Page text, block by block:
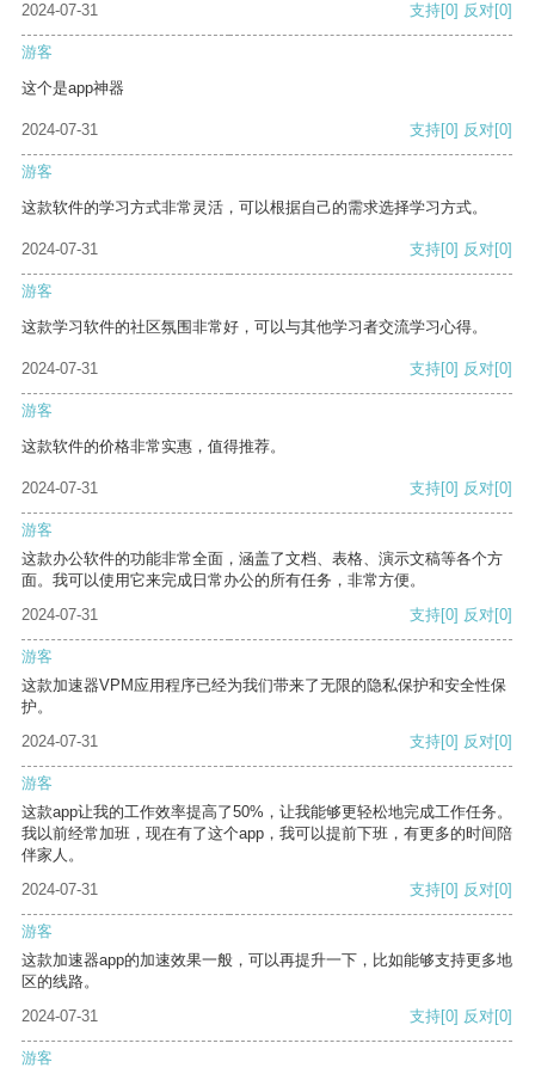
2024-07-31 支持[0] 反对[0]
游客
这个是app神器
2024-07-31 支持[0] 反对[0]
游客
这款软件的学习方式非常灵活，可以根据自己的需求选择学习方式。
2024-07-31 支持[0] 反对[0]
游客
这款学习软件的社区氛围非常好，可以与其他学习者交流学习心得。
2024-07-31 支持[0] 反对[0]
游客
这款软件的价格非常实惠，值得推荐。
2024-07-31 支持[0] 反对[0]
游客
这款办公软件的功能非常全面，涵盖了文档、表格、演示文稿等各个方
面。我可以使用它来完成日常办公的所有任务，非常方便。
2024-07-31
支持[0] 反对[0]
游客
这款加速器VPM应用程序已经为我们带来了无限的隐私保护和安全性保
护。
2024-07-31
支持[0] 反对[0]
游客
这款app让我的工作效率提高了50%，让我能够更轻松地完成工作任务。
我以前经常加班，现在有了这个app，我可以提前下班，有更多的时间陪
伴家人。
2024-07-31
支持[0] 反对[0]
游客
这款加速器app的加速效果一般，可以再提升一下，比如能够支持更多地
区的线路。
2024-07-31
支持[0] 反对[0]
游客